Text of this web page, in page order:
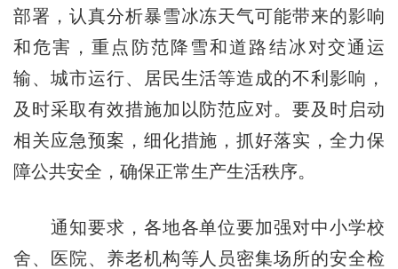
部署，认真分析暴雪冰冻天气可能带来的影响
和危害，重点防范降雪和道路结冰对交通运
输、城市运行、居民生活等造成的不利影响，
及时采取有效措施加以防范应对。要及时启动
相关应急预案，细化措施，抓好落实，全力保
障公共安全，确保正常生产生活秩序。
通知要求，各地各单位要加强对中小学校
舍、医院、养老机构等人员密集场所的安全检